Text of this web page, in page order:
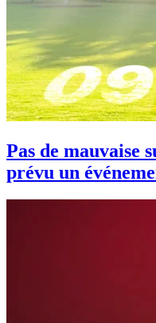
Pas de mauvaise
prévu un